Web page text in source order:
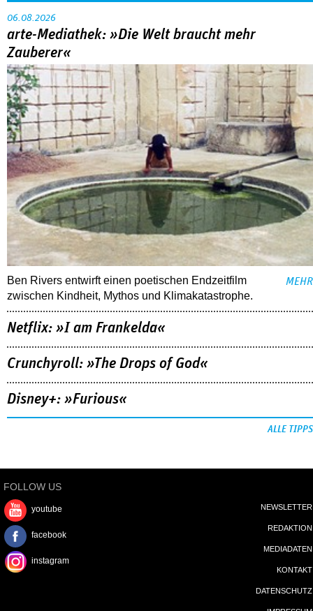
06.08.2026
arte-Mediathek: »Die Welt braucht mehr
Zauberer«
Ben Rivers entwirft einen poetischen Endzeitfilm
zwischen Kindheit, Mythos und Klimakatastrophe.
MEHR
Netflix: »I am Frankelda«
Crunchyroll: »The Drops of God«
Disney+: »Furious«
ALLE TIPPS
FOLLOW US
youtube
facebook
instagram
NEWSLETTER
REDAKTION
MEDIADATEN
KONTAKT
DATENSCHUTZ